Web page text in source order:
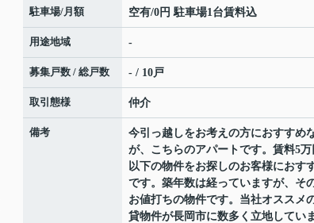
駐車場/月額 空有/0円 駐車場1台賃料込
用途地域 -
募集戸数 / 総戸数 - / 10戸
取引態様 仲介
備考
今引っ越しをお考えの方におすすめ
が、こちらのアパートです。賃料5万
以下の物件をお探しのお客様におす
です。築年数は経っていますが、そ
お値打ちの物件です。当社オススメ
貸物件が長岡市に数多く立地してい